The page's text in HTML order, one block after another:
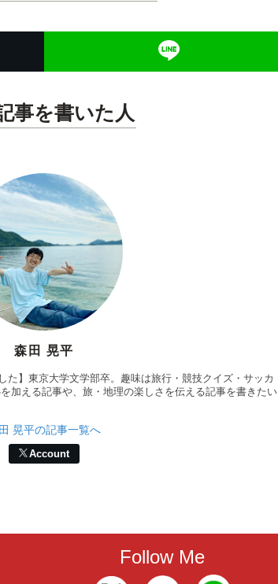
事を書いた人
森田 晃平
た】東京大学文学部卒。趣味は旅行・競技クイズ・サッカ
加える記事や、旅・地理の楽しさを伝える記事を書きたい
晃平の記事一覧へ
Account
Follow Me